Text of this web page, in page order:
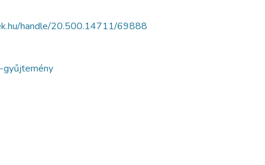
handle/20.500.14711/69888
gyűjtemény